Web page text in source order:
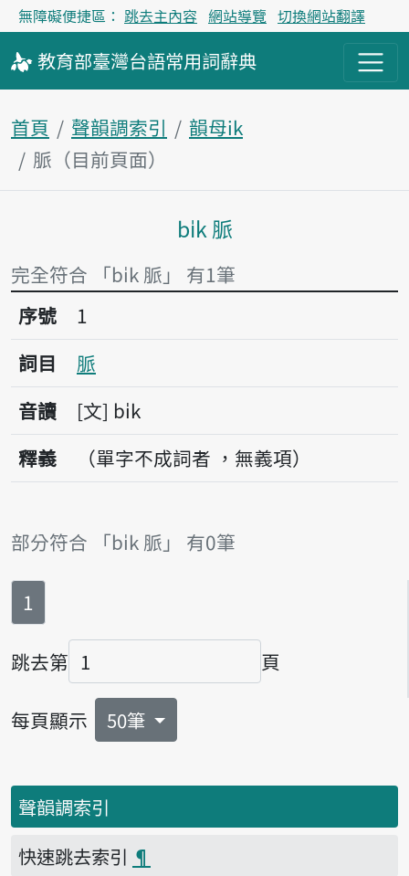
無障礙便捷區： 跳去主內容 網站導覽 切換網站翻譯
教育部臺灣台語常用詞辭典
首頁 聲韻調索引
韻母ik
脈（目前頁面）
主內容區塊
bi̍k 脈
完全符合 「bi̍k 脈」 有1筆
序號1脈
序號
1
詞目
脈
音讀
文 bi̍k
釋義
（單字不成詞者 ，無義項）
部分符合 「bi̍k 脈」 有0筆
第
1
跳去第
頁碼
頁
每頁顯示 50筆
聲韻調索引
快速跳去索引 ¶